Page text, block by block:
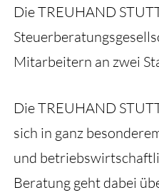
Die TREUHAND
Mitarbeitern an zwei
Die TREUHAND
sich in ganz
und
Beratung geht dabei